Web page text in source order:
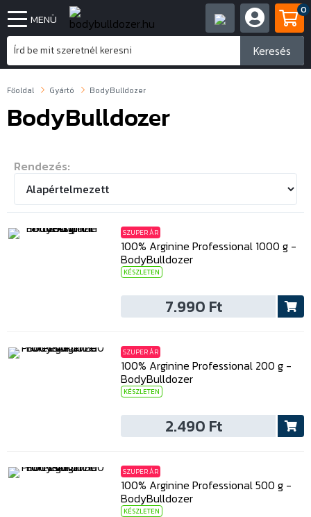
MENÜ
Keresés
0
Főoldal Gyártó BodyBulldozer
BodyBulldozer
Rendezés:
SZUPER ÁR
100% Arginine Professional 1000 g -
BodyBulldozer
KÉSZLETEN
7.990 Ft
SZUPER ÁR
100% Arginine Professional 200 g -
BodyBulldozer
KÉSZLETEN
2.490 Ft
SZUPER ÁR
100% Arginine Professional 500 g -
BodyBulldozer
KÉSZLETEN